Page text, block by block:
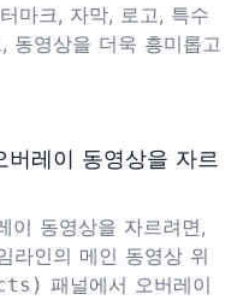
마크 , 자막, 로고, 특수
동영상을 더욱 흥미롭고
레이 동영상을 자르
이 동영상을 자르려면,
라인의 메인 동영상 위
패널에서 오버레이